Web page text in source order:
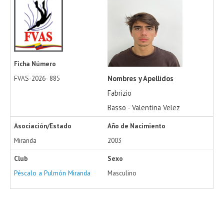
Ficha Número
FVAS-2026- 885
Nombres y Apellidos
Fabrizio
Basso - Valentina Velez
Asociación/Estado
Miranda
Año de Nacimiento
2003
Club
Péscalo a Pulmón Miranda
Sexo
Masculino